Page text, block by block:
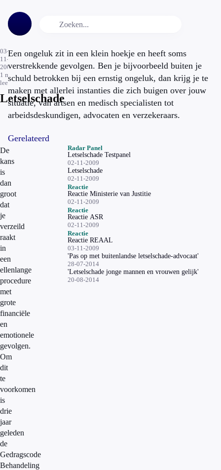
03-
11-
2009
1 min.
leestijd
Letselschade
Een ongeluk zit in een klein hoekje en heeft soms
verstrekkende gevolgen. Ben je bijvoorbeeld buiten je
schuld betrokken bij een ernstig ongeluk, dan krijg je te
maken met allerlei instanties die zich buigen over jouw
situatie, van artsen en medisch specialisten tot
arbeidsdeskundigen, advocaten en verzekeraars.
De
kans
is
dan
groot
dat
je
verzeild
raakt
in
een
ellenlange
procedure
met
grote
financiële
en
emotionele
gevolgen.
Om
dit
te
voorkomen
is
drie
jaar
geleden
de
Gedragscode
Behandeling
Gerelateerd
Radar Panel
Letselschade Testpanel
02-11-2009
Letselschade
02-11-2009
Reactie
Reactie Ministerie van Justitie
02-11-2009
Reactie
Reactie ASR
02-11-2009
Reactie
Reactie REAAL
03-11-2009
'Pas op met buitenlandse letselschade-advocaat'
28-07-2014
'Letselschade jonge mannen en vrouwen gelijk'
20-08-2014